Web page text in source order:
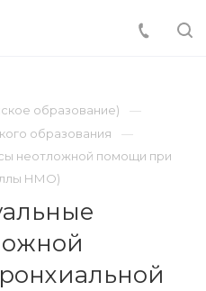
образование)
образования
неотложной помощи при
НМО)